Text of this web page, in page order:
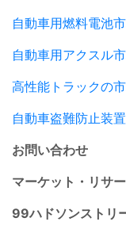
自動車用燃料電池
自動車用アクスル
高性能トラックの
自動車盗難防止装
お問い合わせ
マーケット・リサ
99ハドソンストリ